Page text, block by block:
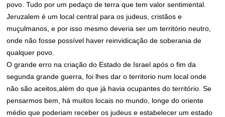
povo. Tudo por um pedaço de terra que tem valor sentimental.
Jeruzalem é um local central para os judeus, cristãos e
muçulmanos, e por isso mesmo deveria ser um território neutro,
onde não fosse possível haver reinvidicação de soberania de
qualquer povo.
O grande erro na criação do Estado de Israel após o fim da
segunda grande guerra, foi lhes dar o territorio num local onde
não são aceitos,além do que já havia ocupantes do território. Se
pensarmos bem, há muitos locais no mundo, longe do oriente
médio que poderiam receber os judeus e estabelecer um estado